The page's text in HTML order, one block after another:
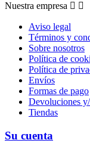
Nuestra empresa  
Aviso legal
Términos y
Sobre nosotros
Política de
Política de
Envíos
Formas de pago
Devoluciones
Tiendas
Su cuenta